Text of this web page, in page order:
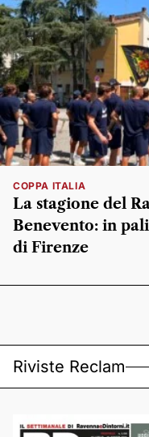
COPPA ITALIA
La stagione del
Benevento: in
di Firenze
Riviste Reclam